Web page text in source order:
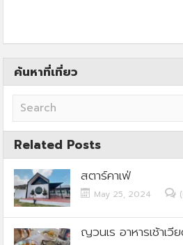
ค้นหาที่เที่ยว
Related Posts
สตาร์คาเฟ่
May 25, 2024
ญวนเร อาหารเช้าเ